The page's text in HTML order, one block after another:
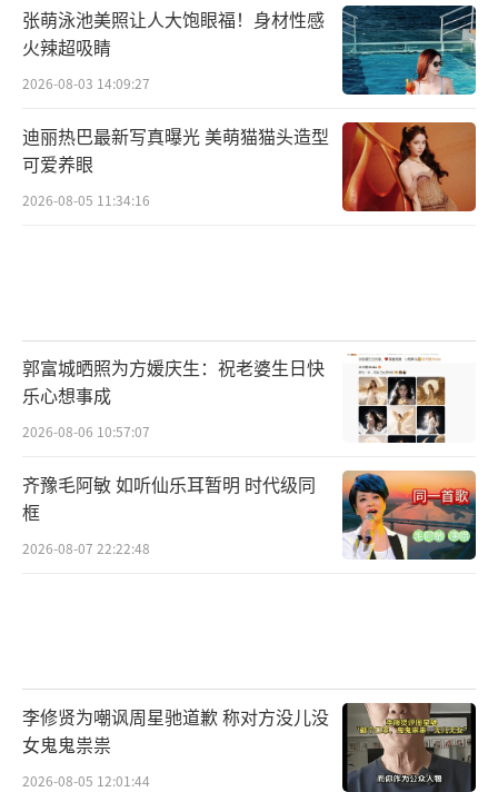
张萌泳池美照让人大饱眼福！身材性感
火辣超吸睛
2026-08-03 14:09:27
迪丽热巴最新写真曝光 美萌猫猫头造型
可爱养眼
2026-08-05 11:34:16
郭富城晒照为方媛庆生：祝老婆生日快
乐心想事成
2026-08-06 10:57:07
齐豫毛阿敏 如听仙乐耳暂明 时代级同
框
2026-08-07 22:22:48
李修贤为嘲讽周星驰道歉 称对方没儿没
女鬼鬼祟祟
2026-08-05 12:01:44